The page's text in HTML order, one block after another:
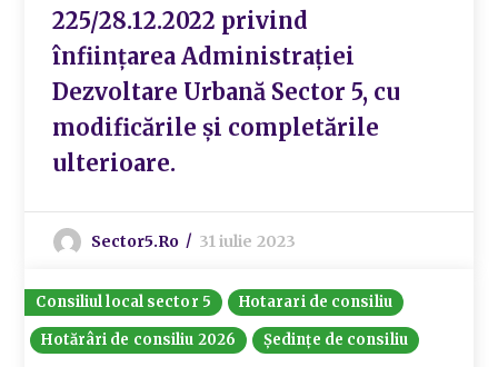
225/28.12.2022 privind
înființarea Administrației
Dezvoltare Urbană Sector 5, cu
modificările și completările
ulterioare.
Sector5.ro 31 iulie 2023
Consiliul local sector 5
Hotarari de consiliu
Hotărâri de consiliu 2026
Ședințe de consiliu